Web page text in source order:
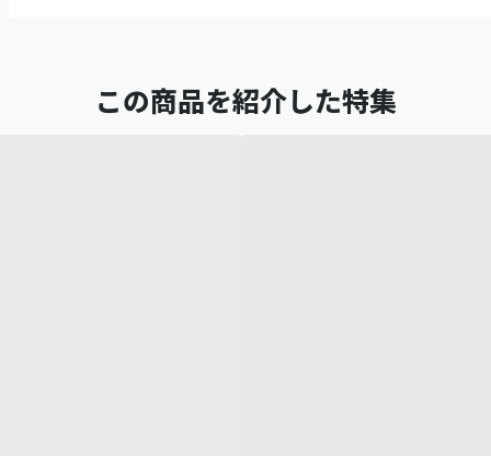
この商品を紹介した特集